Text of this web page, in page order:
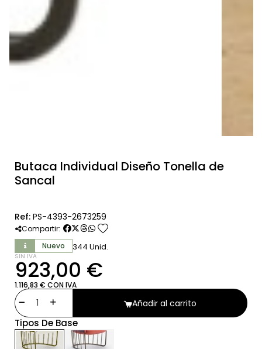
Butaca Individual Diseño Tonella de
Sancal
Ref: PS-4393-2673259
Compartir: favorite
Nuevo 344 Unid.
SIN IVA
923,00 €
1.116,83 € CON IVA
Añadir al carrito
Tipos De Base